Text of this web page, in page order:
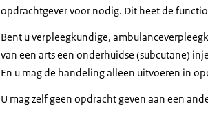
opdrachtgever voor nodig. Dit heet de
Bent u verpleegkundige,
van een arts een onderhuidse (subcutane)
En u mag de handeling alleen uitvoeren in
U mag zelf geen opdracht geven aan een